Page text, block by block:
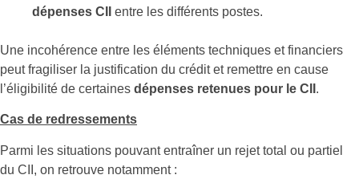
dépenses CII
entre les différents postes.
Une incohérence entre les éléments techniques et financiers
peut fragiliser la justification du crédit et remettre en cause
l’éligibilité de certaines dépenses retenues pour le CII .
Cas de redressements
Parmi les situations pouvant entraîner un rejet total ou partiel
du CII, on retrouve notamment :